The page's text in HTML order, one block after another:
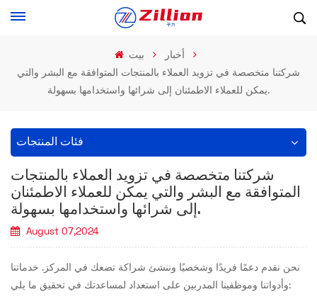
بيت
أخبار
شركتنا متخصصة في تزويد العملاء بالمنتجات المتوافقة مع البشر والتي
يمكن للعملاء الاطمئنان إلى شرائها واستخدامها بسهولة.
فئات المنتجات
شركتنا متخصصة في تزويد العملاء بالمنتجات
المتوافقة مع البشر والتي يمكن للعملاء الاطمئنان
إلى شرائها واستخدامها بسهولة.
August 07,2024
نحن نقدم دعمًا فريدًا وشخصيًا وننشئ شراكة تضعك في المركز. خدماتنا
وأدواتنا وموظفينا المدربين على استعداد لمساعدتك في تحقيق ما يلي: